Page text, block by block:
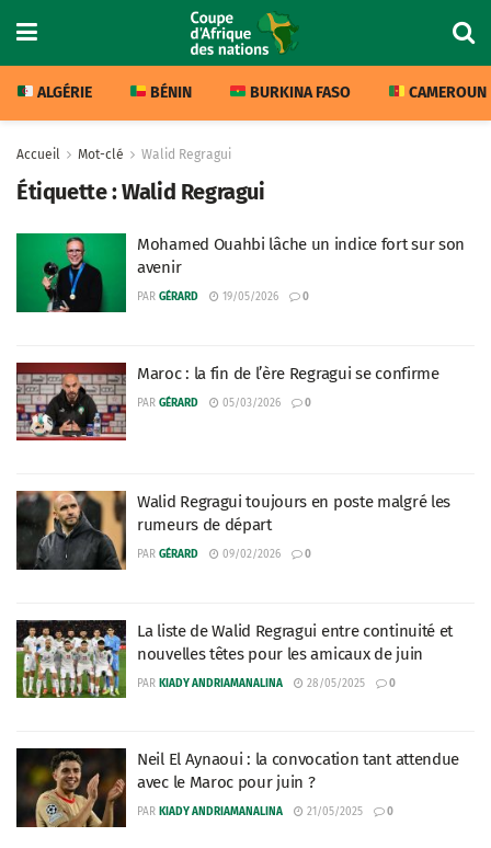
ALGÉRIE BÉNIN BURKINA FASO CAMEROUN
Accueil Mot-clé Walid Regragui
Étiquette :Walid Regragui
Mohamed Ouahbi lâche un indice fort sur son
avenir
PAR GÉRARD 19/05/2026 0
Maroc : la fin de l’ère Regragui se confirme
PAR GÉRARD 05/03/2026 0
Walid Regragui toujours en poste malgré les
rumeurs de départ
PAR GÉRARD 09/02/2026 0
La liste de Walid Regragui entre continuité et
nouvelles têtes pour les amicaux de juin
PAR KIADY ANDRIAMANALINA 28/05/2025 0
Neil El Aynaoui : la convocation tant attendue
avec le Maroc pour juin ?
PAR KIADY ANDRIAMANALINA 21/05/2025 0